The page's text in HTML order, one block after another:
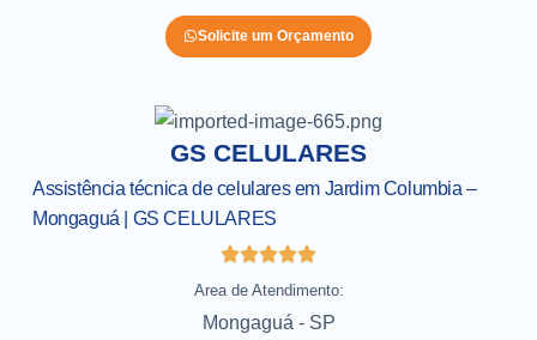
Solicite um Orçamento
GS CELULARES
Assistência técnica de celulares em Jardim Columbia –
Mongaguá | GS CELULARES
Area de Atendimento:
Mongaguá - SP